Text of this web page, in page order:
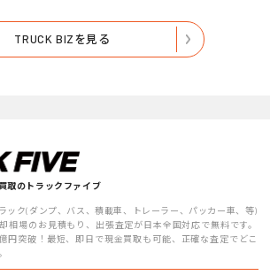
TRUCK BIZを見る
取のトラックファイブ
ック(ダンプ、バス、積載車、トレーラー、パッカー車、等)
相場のお見積もり、出張査定が日本全国対応で無料です。
円突破！最短、即日で現金買取も可能、正確な査定でどこ